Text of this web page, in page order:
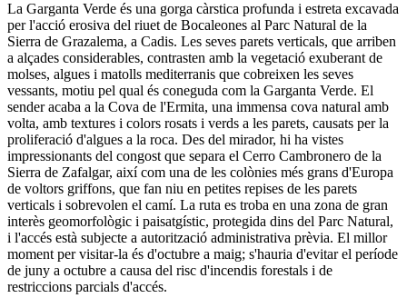
La Garganta Verde és una gorga càrstica profunda i estreta excavada
per l'acció erosiva del riuet de Bocaleones al Parc Natural de la
Sierra de Grazalema, a Cadis. Les seves parets verticals, que arriben
a alçades considerables, contrasten amb la vegetació exuberant de
molses, algues i matolls mediterranis que cobreixen les seves
vessants, motiu pel qual és coneguda com la Garganta Verde. El
sender acaba a la Cova de l'Ermita, una immensa cova natural amb
volta, amb textures i colors rosats i verds a les parets, causats per la
proliferació d'algues a la roca. Des del mirador, hi ha vistes
impressionants del congost que separa el Cerro Cambronero de la
Sierra de Zafalgar, així com una de les colònies més grans d'Europa
de voltors griffons, que fan niu en petites repises de les parets
verticals i sobrevolen el camí. La ruta es troba en una zona de gran
interès geomorfològic i paisatgístic, protegida dins del Parc Natural,
i l'accés està subjecte a autorització administrativa prèvia. El millor
moment per visitar-la és d'octubre a maig; s'hauria d'evitar el període
de juny a octubre a causa del risc d'incendis forestals i de
restriccions parcials d'accés.